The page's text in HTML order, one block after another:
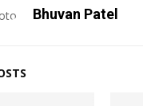
Bhuvan Patel